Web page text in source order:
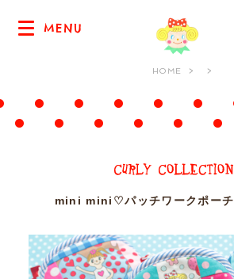
MENU
HOME
mini mini♡パッチワークポーチ